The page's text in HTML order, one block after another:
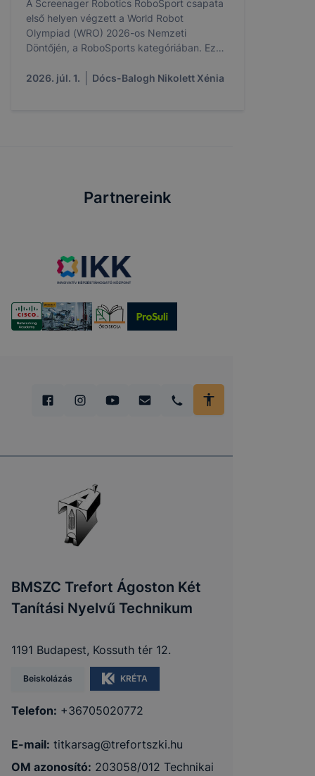
A Screenager Robotics RoboSport csapata
első helyen végzett a World Robot
Olympiad (WRO) 2026-os Nemzeti
Döntőjén, a RoboSports kategóriában. Ezzel
hogy Magyarországot képviselje a
2026. júl. 1. Dócs-Balogh Nikolett Xénia
Partnereink
BMSZC Trefort Ágoston Két
Tanítási Nyelvű Technikum
1191 Budapest, Kossuth tér 12.
Beiskolázás KRÉTA
Telefon: +36705020772
E-mail: titkarsag@trefortszki.hu
OM azonosító: 203058/012 Technikai